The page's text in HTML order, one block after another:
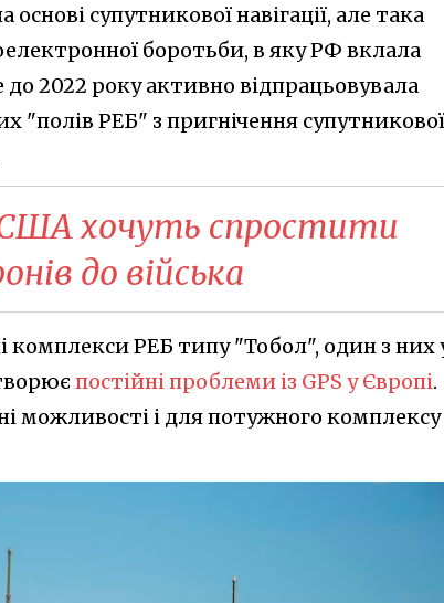
супутникової навігації, але така
боротьби, в яку РФ вклала
2022 року активно відпрацьовувала
"полів РЕБ" з пригнічення супутникової
хочуть спростити
до війська
комплекси РЕБ типу "Тобол", один з них
постійні проблеми із GPS у Європі.
можливості і для потужного комплексу